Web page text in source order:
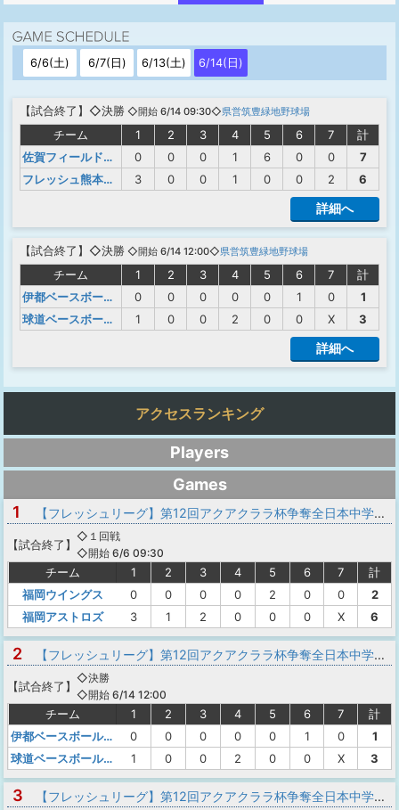
6/6(土) 6/7(日) 6/13(土) 6/14(日)
【試合終了 】◇決勝 ◇開始 6/14 09:30◇県営筑豊緑地野球場
チーム 1 2 3 4 5 6 7
計
佐賀フィールドナイン
0 0 0 1 6 0 0
7
フレッシュ熊本菊池
3 0 0 1 0 0 2 6
詳細へ
【試合終了 】◇決勝 ◇開始 6/14 12:00◇県営筑豊緑地野球場
チーム 1 2 3 4 5 6 7
計
伊都ベースボールクラブ
0 0 0 0 0 1 0
1
球道ベースボールクラブ
1 0 0 2 0 0 X 3
詳細へ
アクセスランキング
Players
Games
1
【フレッシュリーグ】第12回アクアクララ杯争奪全日本中学野球選手権ジャイアンツカップ出場予選大会2026
【試合終了 】
◇１回戦
◇開始 6/6 09:30
チーム 1 2 3 4 5 6 7
計
福岡ウイングス
0 0 0 0 2 0 0
2
福岡アストロズ
3 1 2 0 0 0 X 6
2 【フレッシュリーグ】第12回アクアクララ杯争奪全日本中学野球選手権ジャイアンツカップ出場予選大会2026
【試合終了 】
◇決勝
◇開始 6/14 12:00
チーム 1 2 3 4 5 6 7
計
伊都ベースボールクラブ
0 0 0 0 0 1 0
1
球道ベースボールクラブ
1 0 0 2 0 0 X 3
3 【フレッシュリーグ】第12回アクアクララ杯争奪全日本中学野球選手権ジャイアンツカップ出場予選大会2026